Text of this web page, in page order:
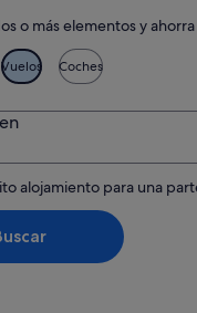
o más elementos y
Vuelos Coches
alojamiento para una